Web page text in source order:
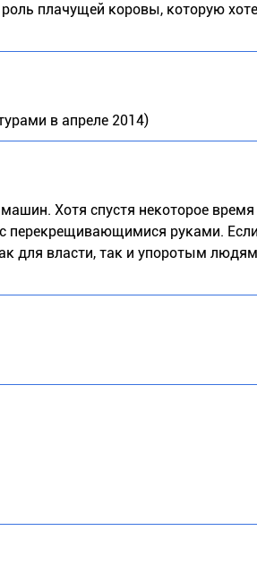
плачущей коровы, которую
в апреле 2014)
Хотя спустя некоторое
перекрещивающимися руками.
для власти, так и упоротым